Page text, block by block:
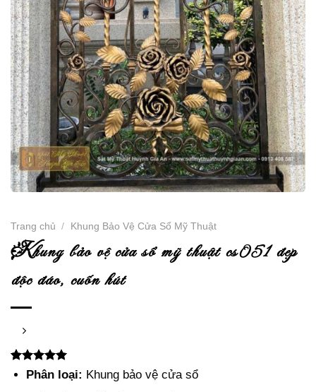
Trang chủ / Khung Bảo Vệ Cửa Sổ Mỹ Thuật
khung bảo vệ cửa sổ mỹ thuật cs051 đẹp
độc đáo, cuốn hút
5.00trên 5
3
Phân loại: Khung bảo vệ cửa sổ